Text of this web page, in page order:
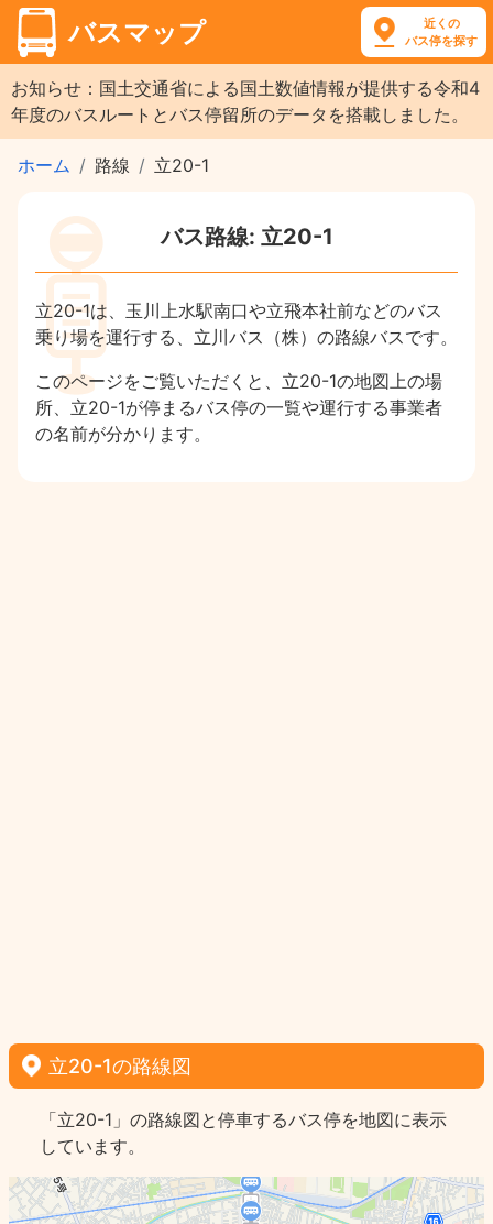
バスマップ
近くの
バス停を探す
お知らせ：国土交通省による国土数値情報が提供する令和4
年度のバスルートとバス停留所のデータを搭載しました。
ホーム 路線 立20-1
バス路線: 立20-1
立20-1は、玉川上水駅南口や立飛本社前などのバス
乗り場を運行する、立川バス（株）の路線バスです。
このページをご覧いただくと、立20-1の地図上の場
所、立20-1が停まるバス停の一覧や運行する事業者
の名前が分かります。
立20-1の路線図
「立20-1」の路線図と停車するバス停を地図に表示
しています。